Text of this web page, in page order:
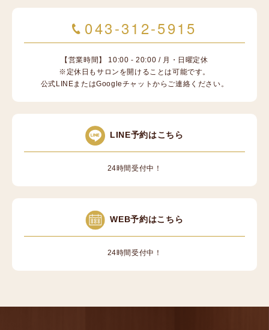
043-312-5915
【営業時間】 10:00 - 20:00 / 月・日曜定休
※定休日もサロンを開けることは可能です。
公式LINEまたはGoogleチャットからご連絡ください。
LINE予約はこちら
24時間受付中！
WEB予約はこちら
24時間受付中！